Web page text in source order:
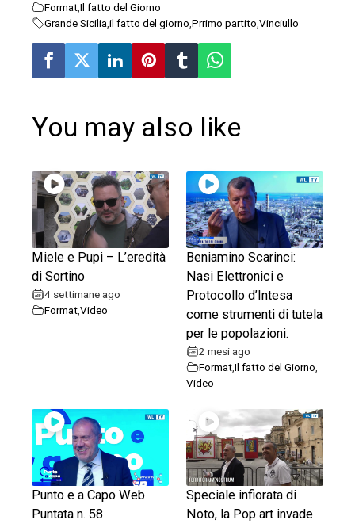
FormatIl fatto del Giorno
Grande Sicilia il fatto del giorno Prrimo partito Vinciullo
You may also like
Miele e Pupi – L’eredità
di Sortino
4 settimane ago
FormatVideo
Beniamino Scarinci:
Nasi Elettronici e
Protocollo d’Intesa
come strumenti di tutela
per le popolazioni.
2 mesi ago
Format,Il fatto del Giorno
Video
Punto e a Capo Web
Puntata n. 58
Speciale infiorata di
Noto, la Pop art invade